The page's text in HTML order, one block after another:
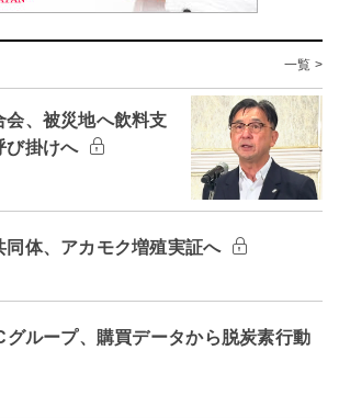
一覧 >
会、被災地へ飲料支
掛けへ
同体、アカモク増殖実証へ
グループ、購買データから脱炭素行動